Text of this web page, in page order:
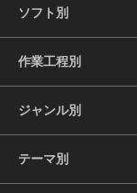
ソフト別
作業工程別
ジャンル別
テーマ別